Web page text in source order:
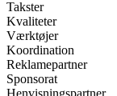
Takster
Kvaliteter
Værktøjer
Koordination
Reklamepartner
Sponsorat